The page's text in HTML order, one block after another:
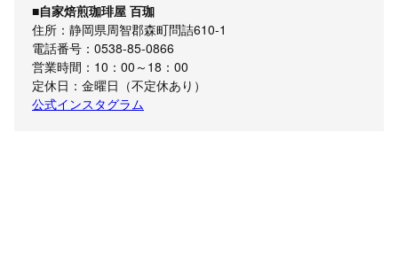
■自家焙煎珈琲屋 百珈
住所：静岡県周智郡森町問詰610-1
電話番号：0538-85-0866
営業時間：10：00～18：00
定休日：金曜日（不定休あり）
公式インスタグラム